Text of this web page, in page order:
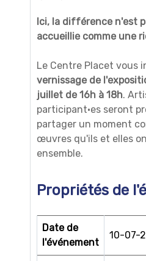
Ici, la différence n'est
accueillie comme une
Le Centre Placet vous
vernissage de
juillet de 16h à 18h.
participant·es seront
partager un moment
œuvres qu'ils et elles
ensemble.
Propriétés de
Date de
l'événement
10-07-